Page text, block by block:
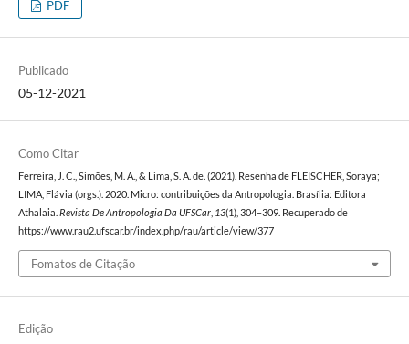
PDF
Publicado
05-12-2021
Como Citar
Ferreira, J. C., Simões, M. A., & Lima, S. A. de. (2021). Resenha de FLEISCHER, Soraya;
LIMA, Flávia (orgs.). 2020. Micro: contribuições da Antropologia. Brasília: Editora
Athalaia. Revista De Antropologia Da UFSCar, 13(1), 304–309. Recuperado de
https://www.rau2.ufscar.br/index.php/rau/article/view/377
Fomatos de Citação
Edição